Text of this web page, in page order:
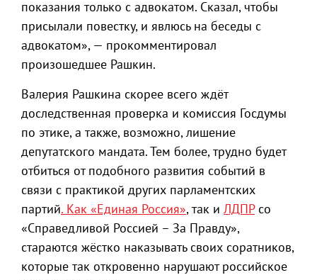
показания только с адвокатом. Сказал, чтобы
присылали повестку, и явлюсь на беседы с
адвокатом», — прокомментировал
произошедшее Рашкин.
Валерия Рашкина скорее всего ждёт
доследственная проверка и комиссия Госдумы
по этике, а также, возможно, лишение
депутатского мандата. Тем более, трудно будет
отбиться от подобного развития событий в
связи с практикой других парламентских
партий. Как «Единая Россия», так и ЛДПРсо
«Справедливой Россией – За Правду»,
стараются жёстко наказывать своих соратников,
которые так откровенно нарушают российское